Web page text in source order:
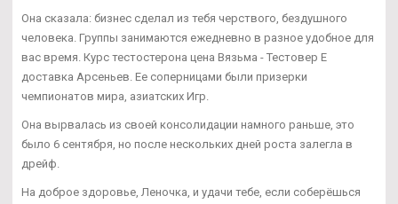
Она сказала: бизнес сделал из тебя черствого, бездушного
человека. Группы занимаются ежедневно в разное удобное для
вас время. Курс тестостерона цена Вязьма - Тестовер Е
доставка Арсеньев. Ее соперницами были призерки
чемпионатов мира, азиатских Игр.
Она вырвалась из своей консолидации намного раньше, это
было 6 сентября, но после нескольких дней роста залегла в
дрейф.
На доброе здоровье, Леночка, и удачи тебе, если соберёшься